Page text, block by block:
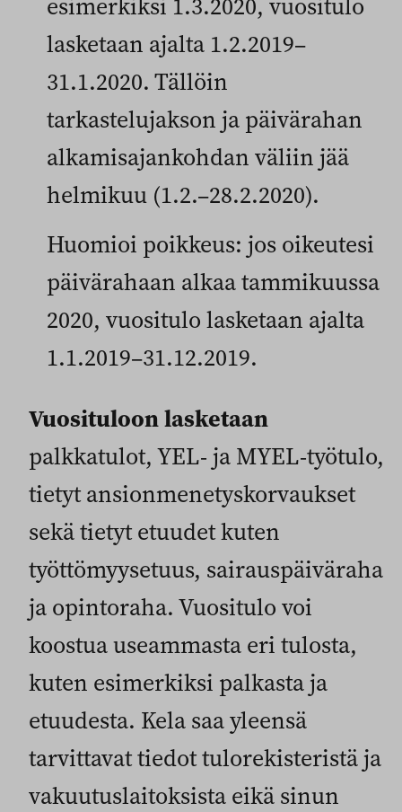
esimerkiksi 1.3.2020, vuositulo
lasketaan ajalta 1.2.2019–
31.1.2020. Tällöin
tarkastelujakson ja päivärahan
alkamisajankohdan väliin jää
helmikuu (1.2.–28.2.2020).
Huomioi poikkeus: jos oikeutesi
päivärahaan alkaa tammikuussa
2020, vuositulo lasketaan ajalta
1.1.2019–31.12.2019.
Vuosituloon lasketaan
palkkatulot, YEL- ja MYEL-työtulo,
tietyt ansionmenetyskorvaukset
sekä tietyt etuudet kuten
työttömyysetuus, sairauspäiväraha
ja opintoraha. Vuositulo voi
koostua useammasta eri tulosta,
kuten esimerkiksi palkasta ja
etuudesta. Kela saa yleensä
tarvittavat tiedot tulorekisteristä ja
vakuutuslaitoksista eikä sinun